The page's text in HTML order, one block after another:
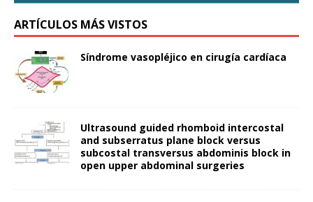
ARTÍCULOS MÁS VISTOS
Síndrome vasopléjico en cirugía cardíaca
Ultrasound guided rhomboid intercostal
and subserratus plane block versus
subcostal transversus abdominis block in
open upper abdominal surgeries